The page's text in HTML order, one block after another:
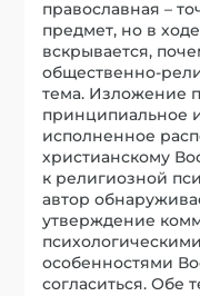
православная –
предмет, но в
вскрывается,
общественно-
тема. Изложение
принципиальное
исполненное
христианскому
к религиозной
автор
утверждение
особенностями
согласиться. Обе